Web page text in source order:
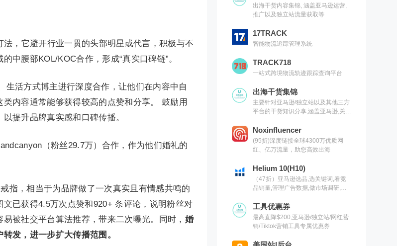
，它避开行业一贯的头部明星或代言，积极与不
中腰部KOL/KOC合作，形成“真实口碑链”。
生活方式博主进行深度合作，让他们在内容中自
内容通常能够获得较高的点赞和分享。 鼓励用
提升品牌真实感和口碑传播。
（粉丝29.7万）合作，作为他们婚礼的
指，相当于为品牌做了一次真实且有情感共鸣的
已获得4.5万次点赞和920+ 条评论，说明粉丝对
被社交平台算法推荐，带来二次曝光。同时， 婚
发，进一步扩大传播范围。
出海干货内容集锦, 涵盖亚马逊运营,
推广以及独立站流量获取等
17TRACK
智能物流追踪管理系统
TRACK718
一站式跨境物流轨迹跟踪查询平台
出海干货集锦
主要针对亚马逊/独立站以及其他三方
平台的干货知识分享,涵盖亚马逊,关键
具以及出海干货集锦,欢迎关注
Noxinfluencer
(95折)深度链接全球4300万优质网
红、亿万流量，助您高效出海
Helium 10(H10)
（47折）亚马逊选品,选关键词,看竞
品销量,管理广告数据,做市场调研,有
工具优惠券
最高直降$200,亚马逊/独立站/网红营
销/Tiktok营销工具专属优惠券